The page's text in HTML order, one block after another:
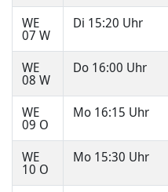
WE
07 W
Di 15:20 Uhr
WE
08 W
Do 16:00 Uhr
WE
09 O
Mo 16:15 Uhr
WE
10 O
Mo 15:30 Uhr